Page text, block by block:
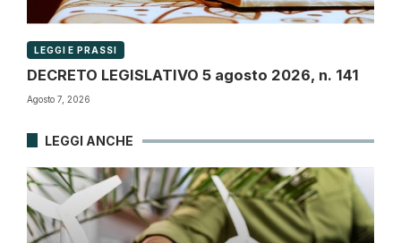
LEGGI E PRASSI
DECRETO LEGISLATIVO 5 agosto 2026, n. 141
Agosto 7, 2026
LEGGI ANCHE